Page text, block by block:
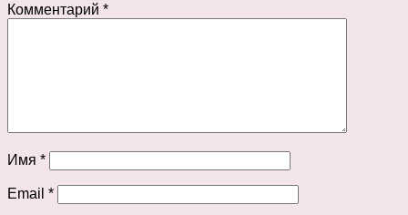
Комментарий *
Имя *
Email *